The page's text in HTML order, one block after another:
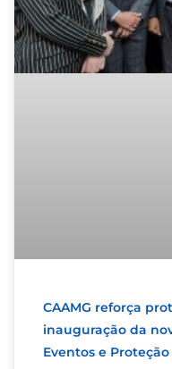
CAAMG reforça
inauguração da
Eventos e